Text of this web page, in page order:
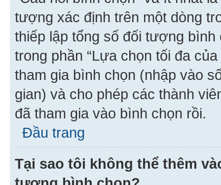
tượng xác định trên một dòng
thiếp lập tổng số đối tượng
trong phần “Lựa chọn tối đa
tham gia bình chọn (nhập vào
gian) và cho phép các thành
đã tham gia vào bình chọn rồi.
Đầu trang
Tại sao tôi không thể thêm